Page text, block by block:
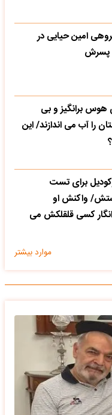
امین حیایی در
پسرش
هوس برانگیز و بی
را آب می اندازند/ این
برای تست
واکنش او
کسی قلقلکش می
موارد بیشتر